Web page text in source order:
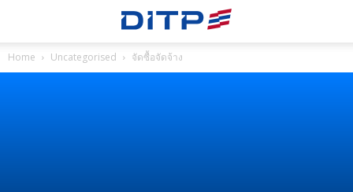
Home Uncategorised จัดซื้อจัดจ้าง